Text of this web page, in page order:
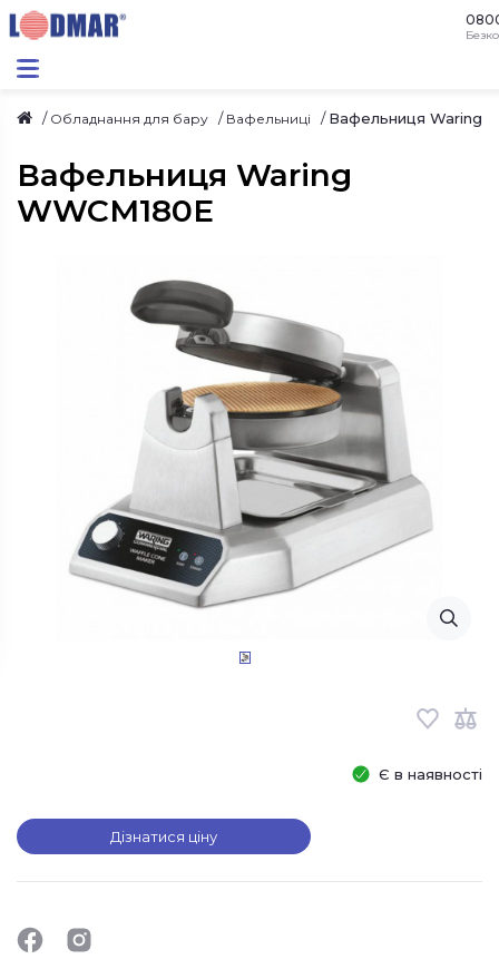
Обладнання для бару Вафельниці Вафельниця Waring
Вафельниця Waring
WWCM180E
Є в наявності
Дізнатися ціну